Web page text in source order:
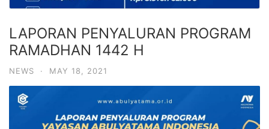
LAPORAN PENYALURAN PROGRAM
RAMADHAN 1442 H
NEWS · MAY 18, 2021